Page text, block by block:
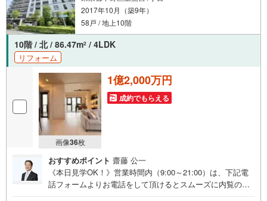
2017年10月（築9年）
58戸 / 地上10階
10階 / 北 / 86.47m2 / 4LDK
リフォーム
画像36枚
1億2,000万円
成約でもらえる
おすすめポイント 齋藤 公一
《本日見学OK！》営業時間内（9:00～21:00）は、下記電
話フォームよりお電話をして頂けるとスムーズに内覧のご